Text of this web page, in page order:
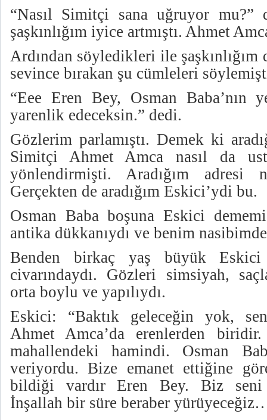
“Nasıl Simitçi sana uğruyor mu?”
şaşkınlığım iyice artmıştı. Ahmet
Ardından söyledikleri ile şaşkınlığım
sevince bırakan şu cümleleri
“Eee Eren Bey, Osman Baba’nın
yarenlik edeceksin.” dedi.
Gözlerim parlamıştı. Demek ki
Simitçi Ahmet Amca nasıl da
yönlendirmişti. Aradığım adresi
Gerçekten de aradığım Eskici’ydi bu.
Osman Baba boşuna Eskici
antika dükkanıydı ve benim
Benden birkaç yaş büyük
civarındaydı. Gözleri simsiyah,
orta boylu ve yapılıydı.
Eskici: “Baktık geleceğin yok,
Ahmet Amca’da erenlerden
mahallendeki hamindi. Osman
veriyordu. Bize emanet ettiğine
bildiği vardır Eren Bey. Biz
İnşallah bir süre beraber